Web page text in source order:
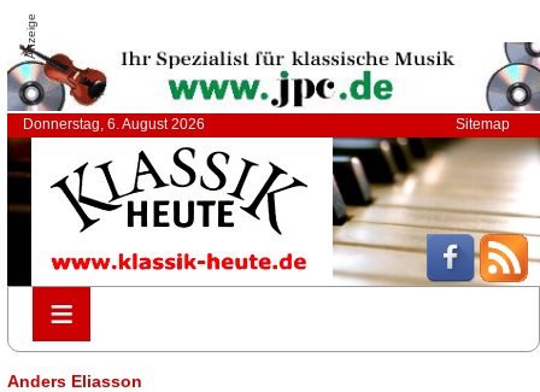
Anzeige
Donnerstag, 6. August 2026 Sitemap
≡
≡
Anders Eliasson